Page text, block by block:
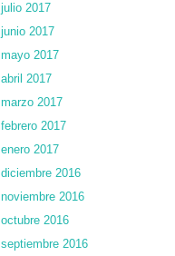
julio 2017
junio 2017
mayo 2017
abril 2017
marzo 2017
febrero 2017
enero 2017
diciembre 2016
noviembre 2016
octubre 2016
septiembre 2016